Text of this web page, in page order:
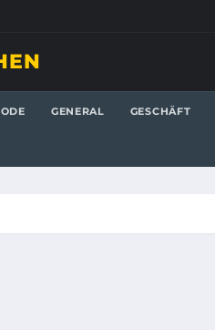
GENERAL GESCHÄFT